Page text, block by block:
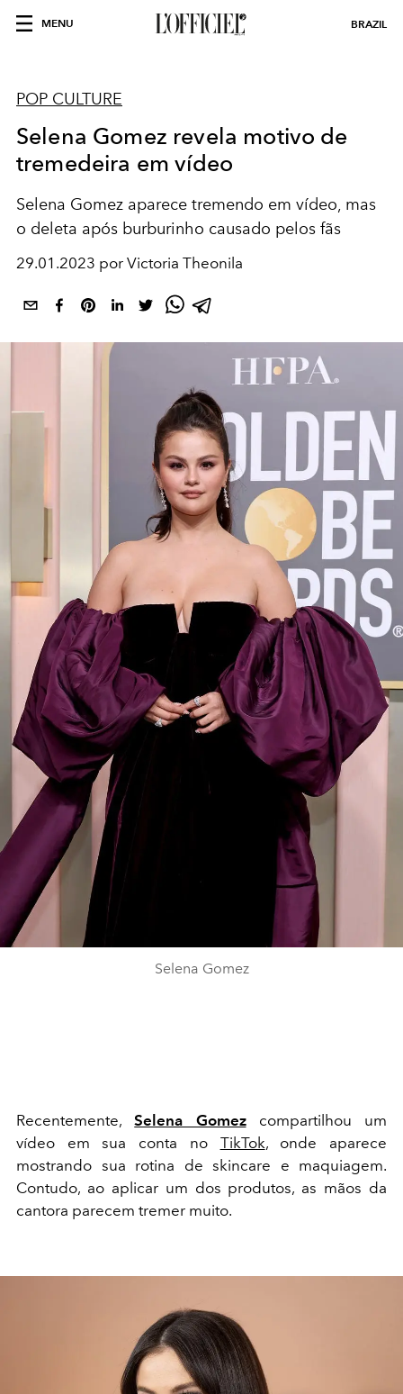
MENU BRAZIL
POP CULTURE
Selena Gomez revela motivo de
tremedeira em vídeo
Selena Gomez aparece tremendo em vídeo, mas
o deleta após burburinho causado pelos fãs
29.01.2023 por Victoria Theonila
Selena Gomez
Recentemente,Selena Gomezcompartilhou um
vídeo em sua conta no TikTok, onde aparece
mostrando sua rotina de skincare e maquiagem.
Contudo, ao aplicar um dos produtos, as mãos da
cantora parecem tremer muito.